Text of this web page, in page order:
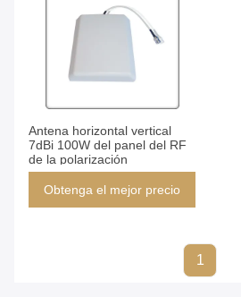
Productos
Antena horizontal vertical
7dBi 100W del panel del RF
de la polarización
Obtenga el mejor precio
1